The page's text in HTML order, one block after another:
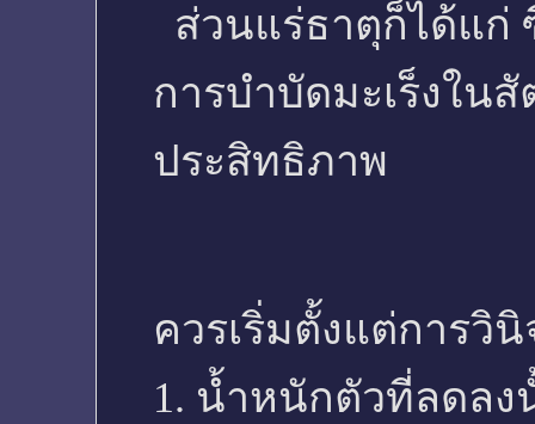
ส่วนแร่ธาตุก็ได้แก่
การบำบัดมะเร็งใน
ประสิทธิภาพ
ควรเริ่มตั้งแต่การวิ
1. น้ำหนักตัวที่ลดลง